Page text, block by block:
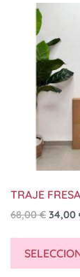
TRAJE FRESA
68,00€ 34,00